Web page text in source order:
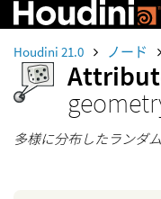
Houdini 21.0 ノード
多様に分布したランダ